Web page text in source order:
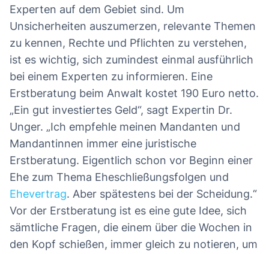
Experten auf dem Gebiet sind. Um
Unsicherheiten auszumerzen, relevante Themen
zu kennen, Rechte und Pflichten zu verstehen,
ist es wichtig, sich zumindest einmal ausführlich
bei einem Experten zu informieren. Eine
Erstberatung beim Anwalt kostet 190 Euro netto.
„Ein gut investiertes Geld“, sagt Expertin Dr.
Unger. „Ich empfehle meinen Mandanten und
Mandantinnen immer eine juristische
Erstberatung. Eigentlich schon vor Beginn einer
Ehe zum Thema Eheschließungsfolgen und
Ehevertrag. Aber spätestens bei der Scheidung.“
Vor der Erstberatung ist es eine gute Idee, sich
sämtliche Fragen, die einem über die Wochen in
den Kopf schießen, immer gleich zu notieren, um